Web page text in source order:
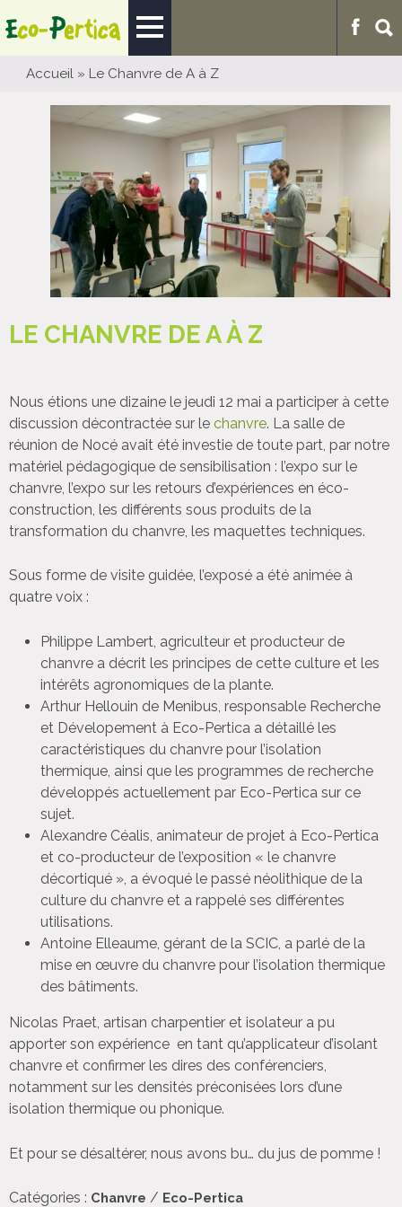
Accueil » Le Chanvre de A à Z
LE CHANVRE DE A À Z
Nous étions une dizaine le jeudi 12 mai a participer à cette
discussion décontractée sur le chanvre. La salle de
réunion de Nocé avait été investie de toute part, par notre
matériel pédagogique de sensibilisation : l’expo sur le
chanvre, l’expo sur les retours d’expériences en éco-
construction, les différents sous produits de la
transformation du chanvre, les maquettes techniques.
Sous forme de visite guidée, l’exposé a été animée à
quatre voix :
Philippe Lambert, agriculteur et producteur de
chanvre a décrit les principes de cette culture et les
intérêts agronomiques de la plante.
Arthur Hellouin de Menibus, responsable Recherche
et Dévelopement à Eco-Pertica a détaillé les
caractéristiques du chanvre pour l’isolation
thermique, ainsi que les programmes de recherche
développés actuellement par Eco-Pertica sur ce
sujet.
Alexandre Céalis, animateur de projet à Eco-Pertica
et co-producteur de l’exposition « le chanvre
décortiqué », a évoqué le passé néolithique de la
culture du chanvre et a rappelé ses différentes
utilisations.
Antoine Elleaume, gérant de la SCIC, a parlé de la
mise en œuvre du chanvre pour l’isolation thermique
des bâtiments.
Nicolas Praet, artisan charpentier et isolateur a pu
apporter son expérience en tant qu’applicateur d’isolant
chanvre et confirmer les dires des conférenciers,
notamment sur les densités préconisées lors d’une
isolation thermique ou phonique.
Et pour se désaltérer, nous avons bu… du jus de pomme !
Catégories : Chanvre / Eco-Pertica